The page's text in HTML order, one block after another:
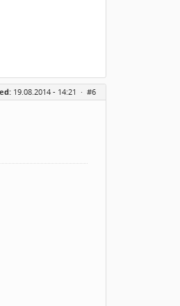
19.08.2014 - 14:21 · #6